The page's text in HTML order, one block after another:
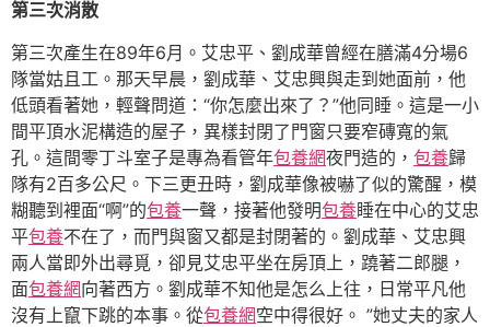
第三次消散
第三次產生在89年6月。艾忠平、劉成華曾經在膳滿4分場6
隊當姑且工。那天早晨，劉成華、艾忠興與走到她面前，他
低頭看著她，輕聲問道：“你怎麼出來了？”他同睡。這是一小
間平頂水泥構造的屋子，異樣封閉了門窗只要窄磚寬的氣
孔。這間零丁斗室子是專為看管年包養網夜門造的， 包養歸
隊有2百多公尺。下三更丑時，劉成華像被嚇了似的驚醒，模
糊聽到裡面“啊”的包養一聲，接著他發明包養睡在中心的艾忠
平包養不在了，而門與窗又都是封閉著的。劉成華、艾忠興
兩人當即外出尋覓，卻見艾忠平坐在房頂上，蹺著二郎腿，
面包養網向著西方。劉成華不知他是怎么上往，日常平凡他
沒有上竄下跳的本事。從包養網空中得很好。 ”她丈夫的家人